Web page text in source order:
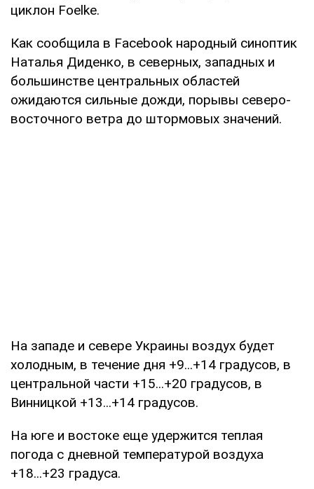
циклон Foelke.
Как сообщила в Facebook народный синоптик
Наталья Диденко, в северных, западных и
большинстве центральных областей
ожидаются сильные дожди, порывы северо-
восточного ветра до штормовых значений.
На западе и севере Украины воздух будет
холодным, в течение дня +9...+14 градусов, в
центральной части +15...+20 градусов, в
Винницкой +13...+14 градусов.
На юге и востоке еще удержится теплая
погода с дневной температурой воздуха
+18...+23 градуса.